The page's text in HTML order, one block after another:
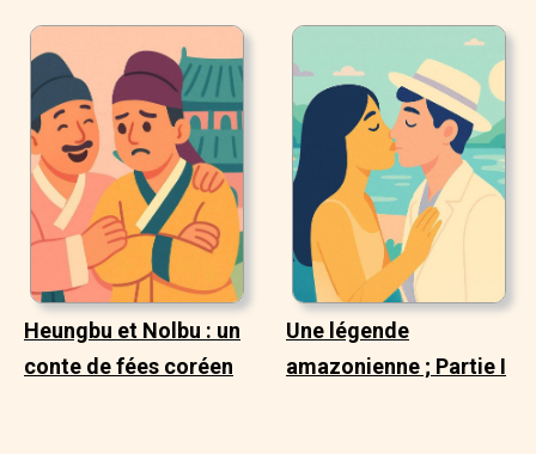
Heungbu et Nolbu : un
conte de fées coréen
Une légende
amazonienne ; Partie I